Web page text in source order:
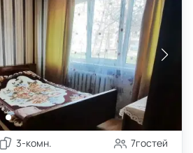
3-комн. 7гостей